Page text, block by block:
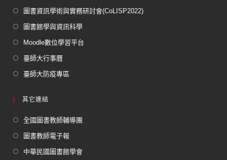
圖書資訊學術與實務研討會(CoLISP2022)
圖書館學與資訊科學
Moodle數位學習平台
臺師大行事曆
臺師大防疫專區
其它連結
全國圖書教師輔導團
圖書教師電子報
中華民國圖書館學會